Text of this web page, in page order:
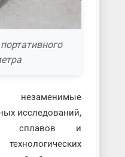
исследований,
сплавов и